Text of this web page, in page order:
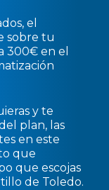
el
sobre tu
300€ en el
y te
plan, las
en este
que
que escojas
de Toledo.